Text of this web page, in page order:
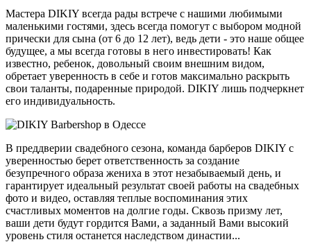
Мастера DIKIY всегда рады встрече с нашими любимыми
маленькими гостями, здесь всегда помогут с выбором модной
прически для сына (от 6 до 12 лет), ведь дети - это наше общее
будущее, а мы всегда готовы в него инвестировать! Как
известно, ребенок, довольный своим внешним видом,
обретает уверенность в себе и готов максимально раскрыть
свои таланты, подаренные природой. DIKIY лишь подчеркнет
его индивидуальность.
В преддверии свадебного сезона, команда барберов DIKIY с
уверенностью берет ответственность за создание
безупречного образа жениха в этот незабываемый день, и
гарантирует идеальный результат своей работы на свадебных
фото и видео, оставляя теплые воспоминания этих
счастливых моментов на долгие годы. Сквозь призму лет,
ваши дети будут гордится Вами, а заданный Вами высокий
уровень стиля останется наследством династии...